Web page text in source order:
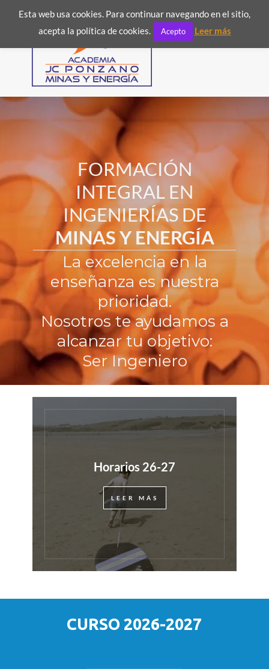

FORMACIÓN
INTEGRAL EN
INGENIERÍAS DE
MINAS Y ENERGÍA
La excelencia en la
enseñanza es nuestra
prioridad.
Nosotros te ayudamos a
alcanzar tu objetivo:
Ser Ingeniero
Horarios 26-27
LEER MÁS
CURSO 2026-2027
Esta web usa cookies. Para continuar navegando en el sitio,
acepta la política de cookies.
Acepto Leer más